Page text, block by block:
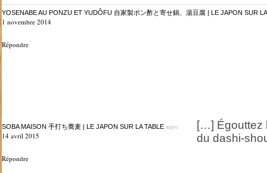
YOSENABE AU PONZU ET YUDÔFU 自家製ポン酢と寄せ鍋、湯豆腐 | LE JAPON SUR
1 novembre 2014
Répondre
SOBA MAISON 手打ち蕎麦 | LE JAPON SUR LA TABLEsays:
14 avril 2015
Répondre
[…] Égouttez
du dashi-